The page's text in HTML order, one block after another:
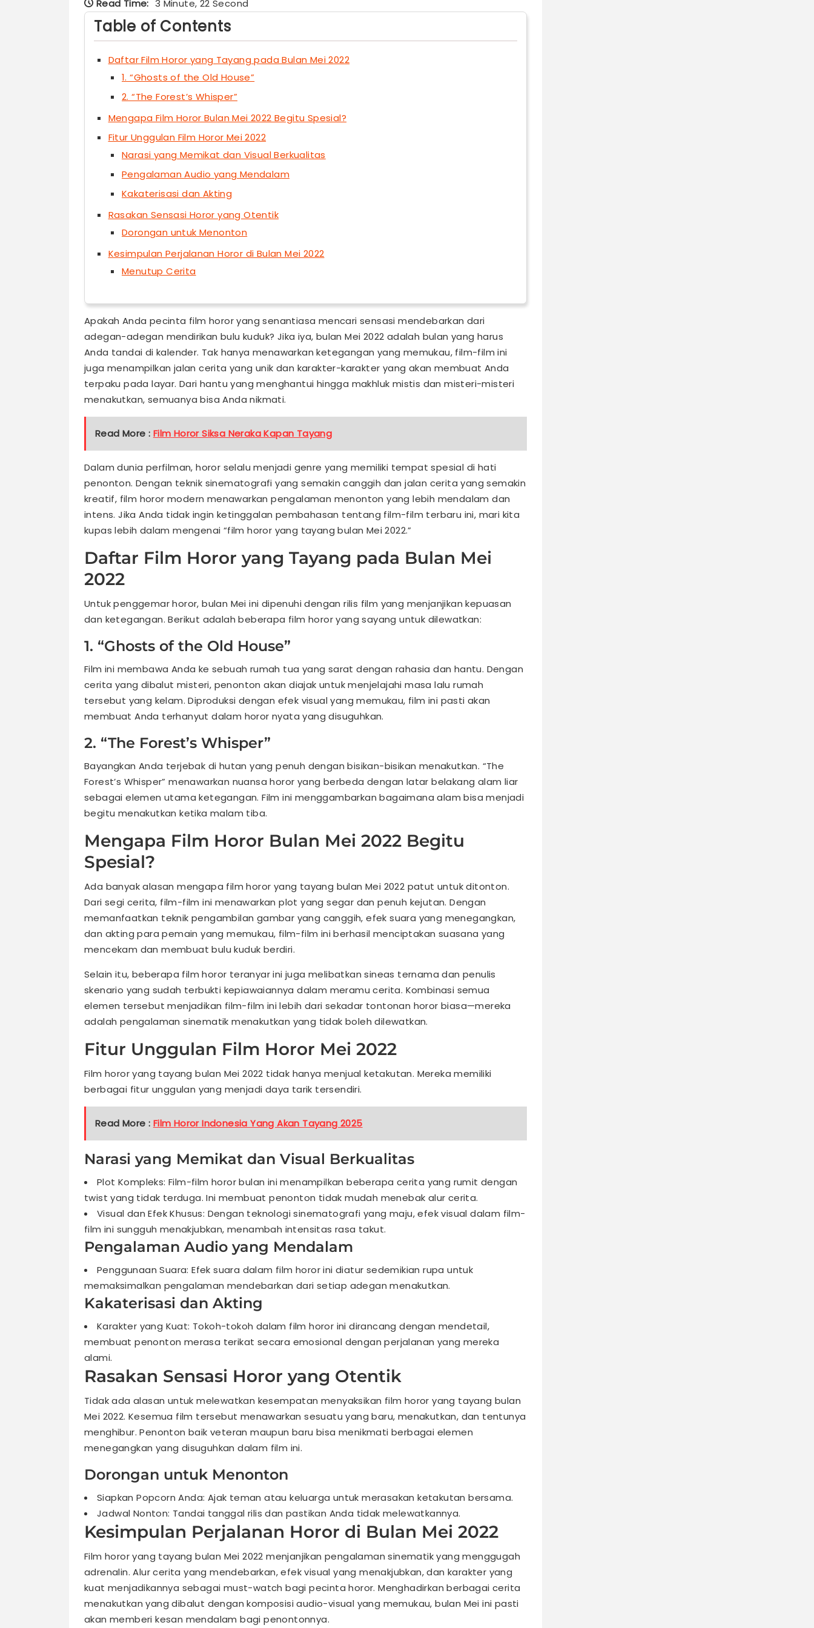
Read Time: 3 Minute, 22 Second
Table of Contents
Daftar Film Horor yang Tayang pada Bulan Mei 2022
1. “Ghosts of the Old House”
2. “The Forest’s Whisper”
Mengapa Film Horor Bulan Mei 2022 Begitu Spesial?
Fitur Unggulan Film Horor Mei 2022
Narasi yang Memikat dan Visual Berkualitas
Pengalaman Audio yang Mendalam
Kakaterisasi dan Akting
Rasakan Sensasi Horor yang Otentik
Dorongan untuk Menonton
Kesimpulan Perjalanan Horor di Bulan Mei 2022
Menutup Cerita
Apakah Anda pecinta film horor yang senantiasa mencari sensasi mendebarkan dari
adegan-adegan mendirikan bulu kuduk? Jika iya, bulan Mei 2022 adalah bulan yang harus
Anda tandai di kalender. Tak hanya menawarkan ketegangan yang memukau, film-film ini
juga menampilkan jalan cerita yang unik dan karakter-karakter yang akan membuat Anda
terpaku pada layar. Dari hantu yang menghantui hingga makhluk mistis dan misteri-misteri
menakutkan, semuanya bisa Anda nikmati.
Read More : Film Horor Siksa Neraka Kapan Tayang
Dalam dunia perfilman, horor selalu menjadi genre yang memiliki tempat spesial di hati
penonton. Dengan teknik sinematografi yang semakin canggih dan jalan cerita yang semakin
kreatif, film horor modern menawarkan pengalaman menonton yang lebih mendalam dan
intens. Jika Anda tidak ingin ketinggalan pembahasan tentang film-film terbaru ini, mari kita
kupas lebih dalam mengenai “film horor yang tayang bulan Mei 2022.”
Daftar Film Horor yang Tayang pada Bulan Mei
2022
Untuk penggemar horor, bulan Mei ini dipenuhi dengan rilis film yang menjanjikan kepuasan
dan ketegangan. Berikut adalah beberapa film horor yang sayang untuk dilewatkan:
1. “Ghosts of the Old House”
Film ini membawa Anda ke sebuah rumah tua yang sarat dengan rahasia dan hantu. Dengan
cerita yang dibalut misteri, penonton akan diajak untuk menjelajahi masa lalu rumah
tersebut yang kelam. Diproduksi dengan efek visual yang memukau, film ini pasti akan
membuat Anda terhanyut dalam horor nyata yang disuguhkan.
2. “The Forest’s Whisper”
Bayangkan Anda terjebak di hutan yang penuh dengan bisikan-bisikan menakutkan. “The
Forest’s Whisper” menawarkan nuansa horor yang berbeda dengan latar belakang alam liar
sebagai elemen utama ketegangan. Film ini menggambarkan bagaimana alam bisa menjadi
begitu menakutkan ketika malam tiba.
Mengapa Film Horor Bulan Mei 2022 Begitu
Spesial?
Ada banyak alasan mengapa film horor yang tayang bulan Mei 2022 patut untuk ditonton.
Dari segi cerita, film-film ini menawarkan plot yang segar dan penuh kejutan. Dengan
memanfaatkan teknik pengambilan gambar yang canggih, efek suara yang menegangkan,
dan akting para pemain yang memukau, film-film ini berhasil menciptakan suasana yang
mencekam dan membuat bulu kuduk berdiri.
Selain itu, beberapa film horor teranyar ini juga melibatkan sineas ternama dan penulis
skenario yang sudah terbukti kepiawaiannya dalam meramu cerita. Kombinasi semua
elemen tersebut menjadikan film-film ini lebih dari sekadar tontonan horor biasa—mereka
adalah pengalaman sinematik menakutkan yang tidak boleh dilewatkan.
Fitur Unggulan Film Horor Mei 2022
Film horor yang tayang bulan Mei 2022 tidak hanya menjual ketakutan. Mereka memiliki
berbagai fitur unggulan yang menjadi daya tarik tersendiri.
Read More : Film Horor Indonesia Yang Akan Tayang 2025
Narasi yang Memikat dan Visual Berkualitas
Plot Kompleks: Film-film horor bulan ini menampilkan beberapa cerita yang rumit dengan
twist yang tidak terduga. Ini membuat penonton tidak mudah menebak alur cerita.
Visual dan Efek Khusus: Dengan teknologi sinematografi yang maju, efek visual dalam film-
film ini sungguh menakjubkan, menambah intensitas rasa takut.
Pengalaman Audio yang Mendalam
Penggunaan Suara: Efek suara dalam film horor ini diatur sedemikian rupa untuk
memaksimalkan pengalaman mendebarkan dari setiap adegan menakutkan.
Kakaterisasi dan Akting
Karakter yang Kuat: Tokoh-tokoh dalam film horor ini dirancang dengan mendetail,
membuat penonton merasa terikat secara emosional dengan perjalanan yang mereka
alami.
Rasakan Sensasi Horor yang Otentik
Tidak ada alasan untuk melewatkan kesempatan menyaksikan film horor yang tayang bulan
Mei 2022. Kesemua film tersebut menawarkan sesuatu yang baru, menakutkan, dan tentunya
menghibur. Penonton baik veteran maupun baru bisa menikmati berbagai elemen
menegangkan yang disuguhkan dalam film ini.
Dorongan untuk Menonton
Siapkan Popcorn Anda: Ajak teman atau keluarga untuk merasakan ketakutan bersama.
Jadwal Nonton: Tandai tanggal rilis dan pastikan Anda tidak melewatkannya.
Kesimpulan Perjalanan Horor di Bulan Mei 2022
Film horor yang tayang bulan Mei 2022 menjanjikan pengalaman sinematik yang menggugah
adrenalin. Alur cerita yang mendebarkan, efek visual yang menakjubkan, dan karakter yang
kuat menjadikannya sebagai must-watch bagi pecinta horor. Menghadirkan berbagai cerita
menakutkan yang dibalut dengan komposisi audio-visual yang memukau, bulan Mei ini pasti
akan memberi kesan mendalam bagi penontonnya.